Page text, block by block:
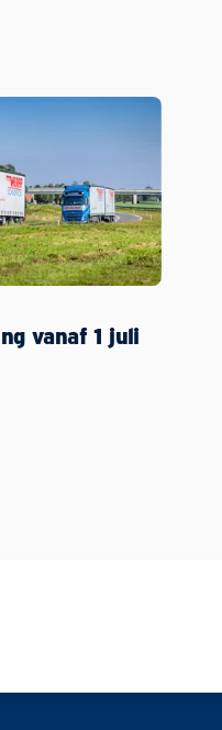
vanaf 1 juli